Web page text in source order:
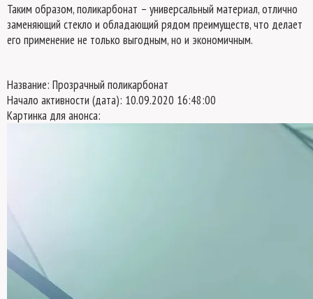
Таким образом, поликарбонат – универсальный материал, отлично
заменяющий стекло и обладающий рядом преимуществ, что делает
его применение не только выгодным, но и экономичным.
Название: Прозрачный поликарбонат
Начало активности (дата): 10.09.2020 16:48:00
Картинка для анонса: